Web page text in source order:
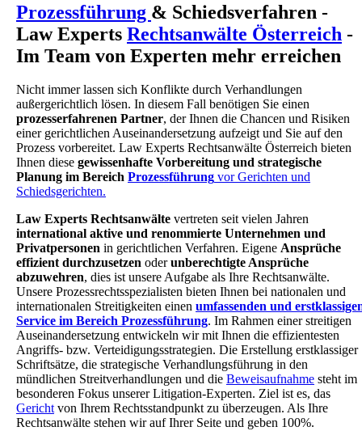
Prozessführung & Schiedsverfahren -
Law Experts Rechtsanwälte Österreich -
Im Team von Experten mehr erreichen
Nicht immer lassen sich Konflikte durch Verhandlungen
außergerichtlich lösen. In diesem Fall benötigen Sie einen
prozesserfahrenen Partner, der Ihnen die Chancen und Risiken
einer gerichtlichen Auseinandersetzung aufzeigt und Sie auf den
Prozess vorbereitet. Law Experts Rechtsanwälte Österreich bieten
Ihnen diese gewissenhafte Vorbereitung und strategische
Planung im Bereich Prozessführung vor Gerichten und
Schiedsgerichten.
Law Experts Rechtsanwälte vertreten seit vielen Jahren
international aktive und renommierte Unternehmen und
Privatpersonen in gerichtlichen Verfahren. Eigene Ansprüche
effizient durchzusetzen oderunberechtigte Ansprüche
abzuwehren, dies ist unsere Aufgabe als Ihre Rechtsanwälte.
Unsere Prozessrechtsspezialisten bieten Ihnen bei nationalen und
internationalen Streitigkeiten einen umfassenden und
Service im Bereich Prozessführung. Im Rahmen einer streitigen
Auseinandersetzung entwickeln wir mit Ihnen die effizientesten
Angriffs- bzw. Verteidigungsstrategien. Die Erstellung erstklassiger
Schriftsätze, die strategische Verhandlungsführung in den
mündlichen Streitverhandlungen und die Beweisaufnahme steht im
besonderen Fokus unserer Litigation-Experten. Ziel ist es, das
Gerichtvon Ihrem Rechtsstandpunkt zu überzeugen. Als Ihre
Rechtsanwälte stehen wir auf Ihrer Seite und geben 100%.